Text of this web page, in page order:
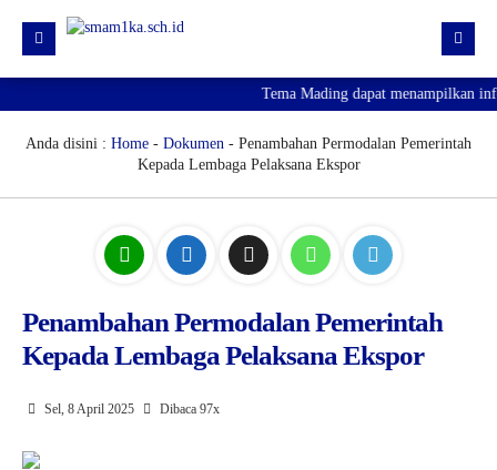
PROFIL
KESISWAAN
PJJ
Tema Mading dapat menampilkan
Anda disini : Home - Dokumen - Penambahan Permodalan Pemerintah
Kepada Lembaga Pelaksana Ekspor
Penambahan Permodalan Pemerintah
Kepada Lembaga Pelaksana Ekspor
Sel, 8 April 2025 Dibaca 97x